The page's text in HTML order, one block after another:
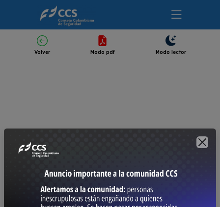
Volver Modo pdf Modo lector